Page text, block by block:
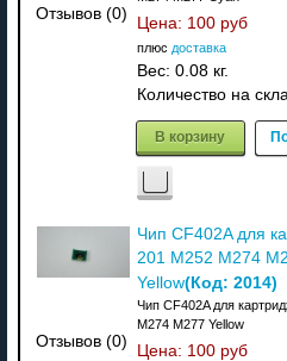
Отзывов (0) Цена: 100 руб
плюс доставка
Вес: 0.08 кг.
Количество на
В корзину
Отзывов (0)
Чип CF402A для
201 M252 M274
Yellow(Код: 2014)
Чип CF402A для
M274 M277 Yellow
Цена: 100 руб